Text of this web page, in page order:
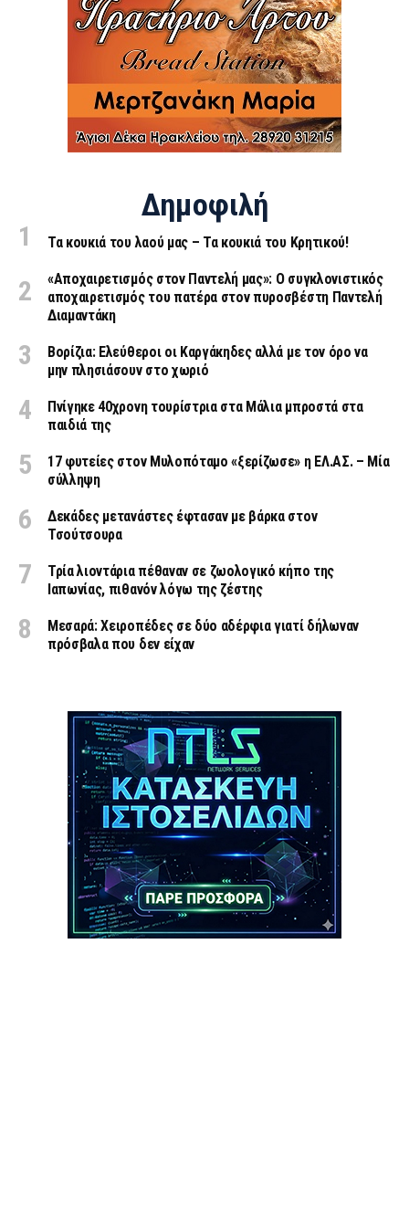
Δημοφιλή
Τα κουκιά του λαού μας – Τα κουκιά του Κρητικού!
«Aποχαιρετισμός στον Παντελή μας»: Ο συγκλονιστικός
αποχαιρετισμός του πατέρα στον πυροσβέστη Παντελή
Διαμαντάκη
Βορίζια: Ελεύθεροι οι Καργάκηδες αλλά με τον όρο να
μην πλησιάσουν στο χωριό
Πνίγηκε 40χρονη τουρίστρια στα Μάλια μπροστά στα
παιδιά της
17 φυτείες στον Μυλοπόταμο «ξερίζωσε» η ΕΛ.ΑΣ. – Μία
σύλληψη
Δεκάδες μετανάστες έφτασαν με βάρκα στον
Τσούτσουρα
Τρία λιοντάρια πέθαναν σε ζωολογικό κήπο της
Ιαπωνίας, πιθανόν λόγω της ζέστης
Μεσαρά: Χειροπέδες σε δύο αδέρφια γιατί δήλωναν
πρόσβαλα που δεν είχαν